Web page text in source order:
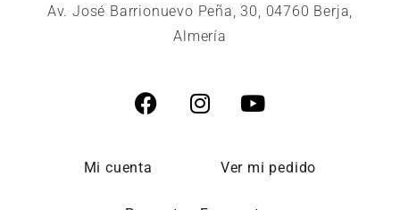
Av. José Barrionuevo Peña, 30, 04760 Berja,
Almería
Mi cuenta Ver mi pedido